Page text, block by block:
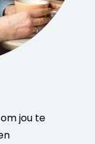
jou te